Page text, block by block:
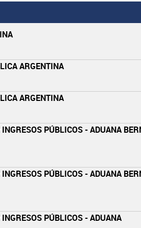
ARGENTINA
ARGENTINA
PÚBLICOS - ADUANA
PÚBLICOS - ADUANA
PÚBLICOS - ADUANA